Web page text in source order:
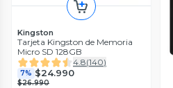
Kingston
Tarjeta Kingston de Memoria
Micro SD 128GB
4.8(140)
7% $24.990
$26.990